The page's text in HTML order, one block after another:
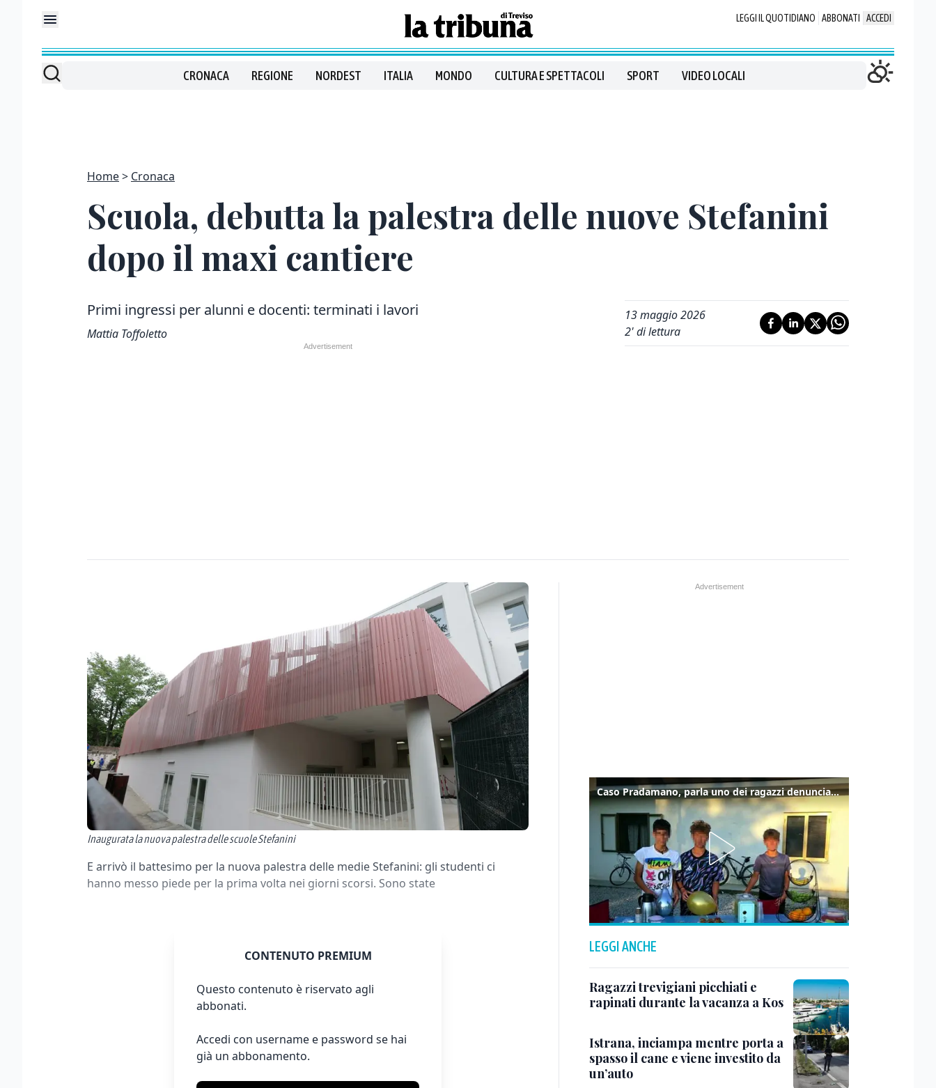
LEGGI IL QUOTIDIANO ABBONATI ACCEDI
CRONACA REGIONE NORDEST ITALIA MONDO CULTURA E SPETTACOLI SPORT VIDEO LOCALI
Home Cronaca
Scuola, debutta la palestra delle nuove Stefanini
dopo il maxi cantiere
Primi ingressi per alunni e docenti: terminati i lavori
Mattia Toffoletto
13 maggio 2026
2' di lettura
Inaugurata la nuova palestra delle scuole Stefanini
E arrivò il battesimo per la nuova palestra delle medie Stefanini: gli studenti ci
hanno messo piede per la prima volta nei giorni scorsi. Sono state
CONTENUTO PREMIUM
Questo contenuto è riservato agli
abbonati.
Accedi con username e password se hai
già un abbonamento.
Caso Pradamano, parla uno dei ragazzi denunciati per la limonata: "Volevo anche aiutare i miei"
LEGGI ANCHE
Ragazzi trevigiani picchiati e
rapinati durante la vacanza a Kos
Istrana, inciampa mentre porta a
spasso il cane e viene investito da
un’auto